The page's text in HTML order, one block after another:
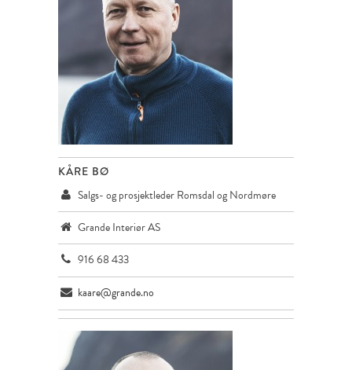
KÅRE BØ
Salgs- og prosjektleder Romsdal og Nordmøre
Grande Interiør AS
916 68 433
kaare@grande.no